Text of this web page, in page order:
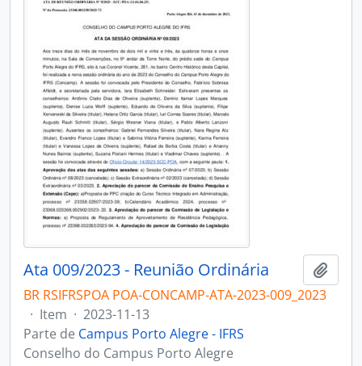
Ata 009/2023 - Reunião Ordinária
BR RSIFRSPOA POA-CONCAMP-ATA-2023-009_2023
· Item · 2023-11-13
Parte de Campus Porto Alegre - IFRS
Conselho do Campus Porto Alegre